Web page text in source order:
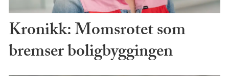
Kronikk: Momsrotet som
bremser boligbyggingen